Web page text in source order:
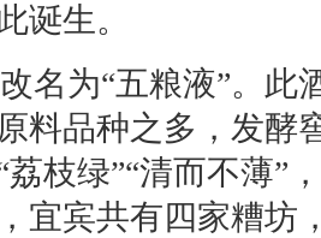
诞生。
名为“五粮液”。此
料品种之多，发酵
荔枝绿”“清而不薄” ，
宜宾共有四家糟坊